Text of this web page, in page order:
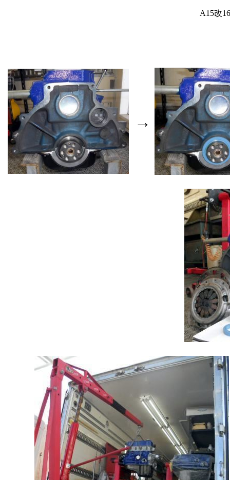
A15改
→